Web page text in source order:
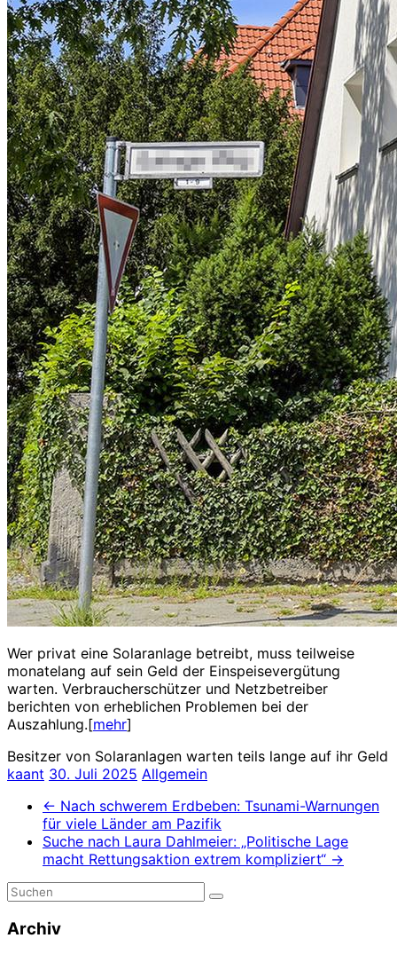
Wer privat eine Solaranlage betreibt, muss teilweise
monatelang auf sein Geld der Einspeisevergütung
warten. Verbraucherschützer und Netzbetreiber
berichten von erheblichen Problemen bei der
Auszahlung.[mehr]
Besitzer von Solaranlagen warten teils lange auf ihr Geld
kaant 30. Juli 2025 Allgemein
← Nach schwerem Erdbeben: Tsunami-Warnungen
für viele Länder am Pazifik
Suche nach Laura Dahlmeier: „Politische Lage
macht Rettungsaktion extrem kompliziert“ →
Archiv